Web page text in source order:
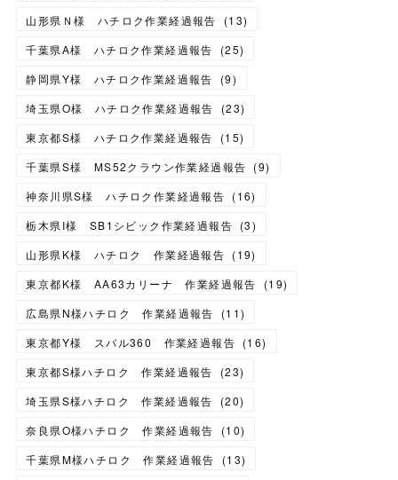
山形県Ｎ様 ハチロク作業経過報告
(13)
千葉県A様 ハチロク作業経過報告
(25)
静岡県Y様 ハチロク作業経過報告
(9)
埼玉県O様 ハチロク作業経過報告
(23)
東京都S様 ハチロク作業経過報告
(15)
千葉県S様 MS52クラウン作業経過報告 (9)
神奈川県S様 ハチロク作業経過報告 (16)
栃木県I様 SB1シビック作業経過報告 (3)
山形県K様 ハチロク 作業経過報告 (19)
東京都K様 AA63カリーナ 作業経過報告
(19)
広島県N様ハチロク 作業経過報告
(11)
東京都Y様 スバル360 作業経過報告 (16)
東京都S様ハチロク 作業経過報告
(23)
埼玉県S様ハチロク 作業経過報告
(20)
奈良県O様ハチロク 作業経過報告
(10)
千葉県M様ハチロク 作業経過報告
(13)